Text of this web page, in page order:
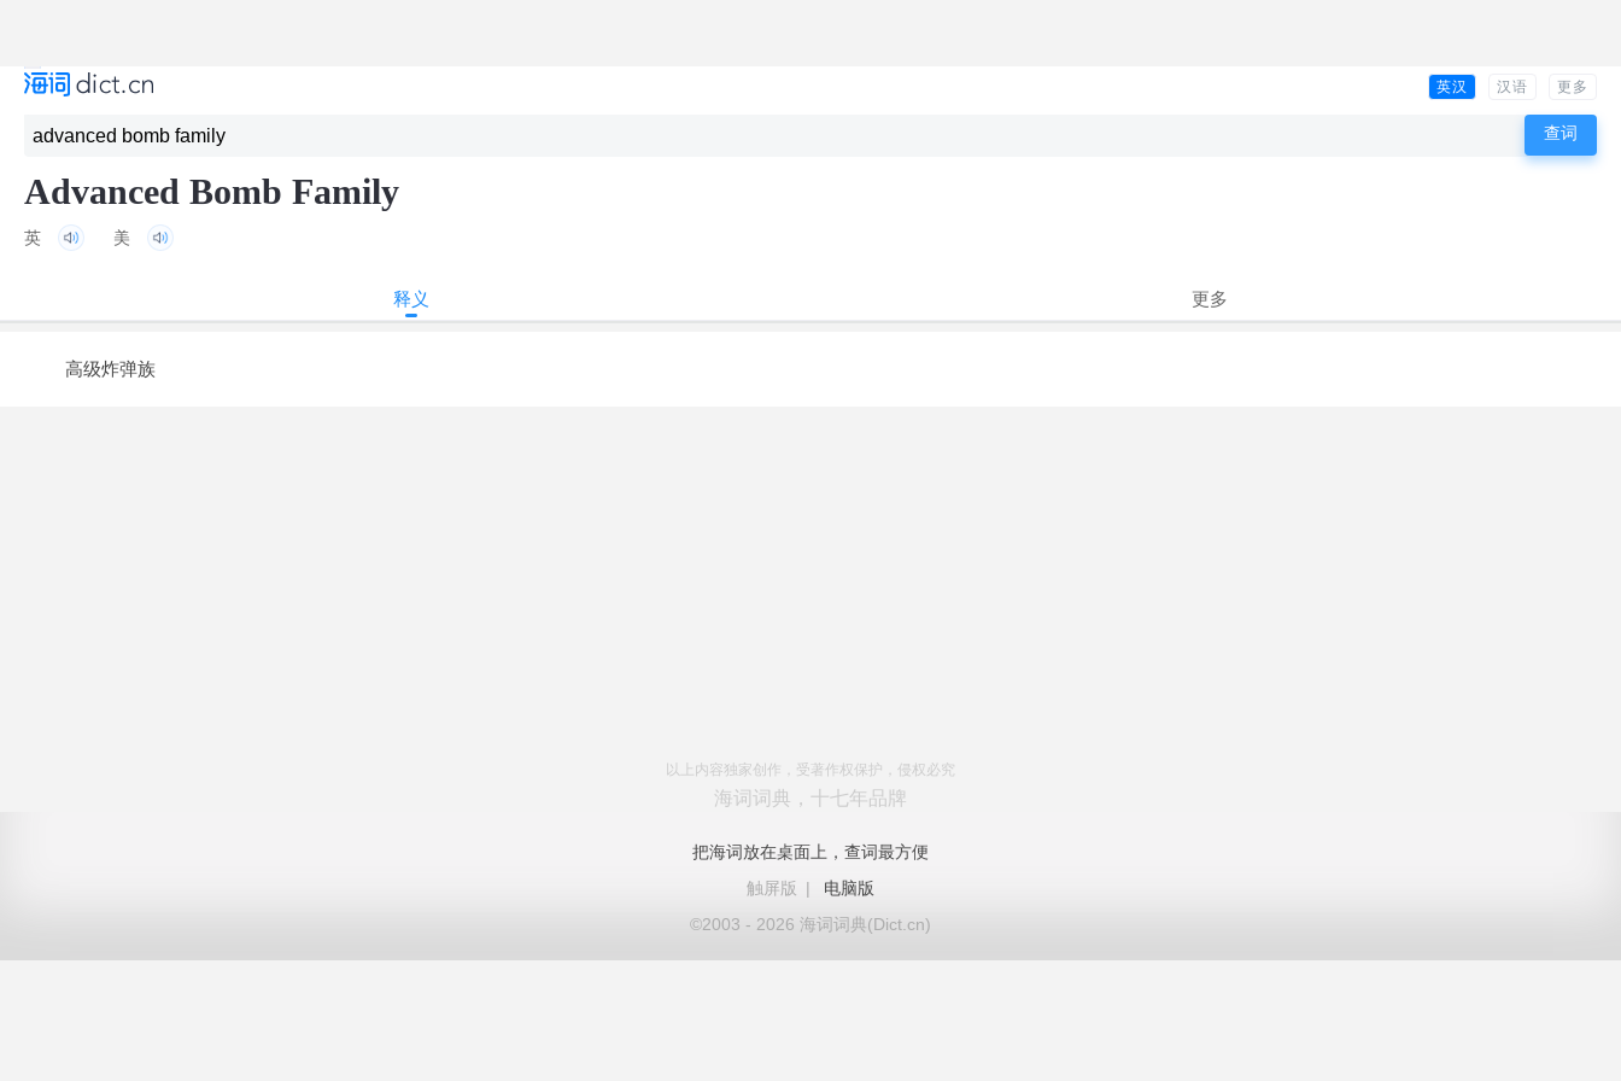
英汉 汉语 更多
Advanced Bomb Family
英 美
释义 更多
高级炸弹族
以上内容独家创作，受著作权保护，侵权必究
海词词典，十七年品牌
把海词放在桌面上，查词最方便
触屏版
|
电脑版
©2003 - 2026 海词词典(Dict.cn)